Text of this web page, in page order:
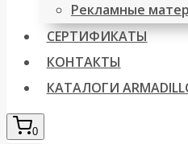
Рекламные
СЕРТИФИКАТЫ
КОНТАКТЫ
КАТАЛОГИ
0